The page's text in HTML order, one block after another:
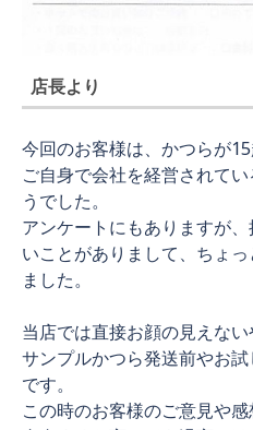
店長より
今回のお客様は、かつらが15
ご自身で会社を経営されて
うでした。
アンケートにもありますが
いことがありまして、ちょ
ました。
当店では直接お顔の見えない
サンプルかつら発送前やお
です。
この時のお客様のご意見や